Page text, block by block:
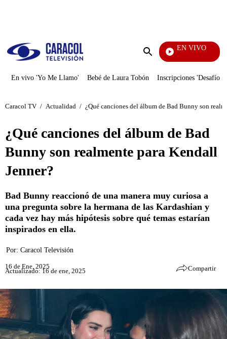
Enviar
EN VIVO
En vivo 'Yo Me Llamo' Bebé de Laura Tobón Inscripciones 'Desafío'
Caracol TV / Actualidad / ¿Qué canciones del álbum de Bad Bunny son
¿Qué canciones del álbum de Bad
Bunny son realmente para Kendall
Jenner?
Bad Bunny reaccionó de una manera muy curiosa a
una pregunta sobre la hermana de las Kardashian y
cada vez hay más hipótesis sobre qué temas estarían
inspirados en ella.
Por: Caracol Televisión
16 de Ene, 2025
Actualizado: 16 de ene, 2025 Compartir